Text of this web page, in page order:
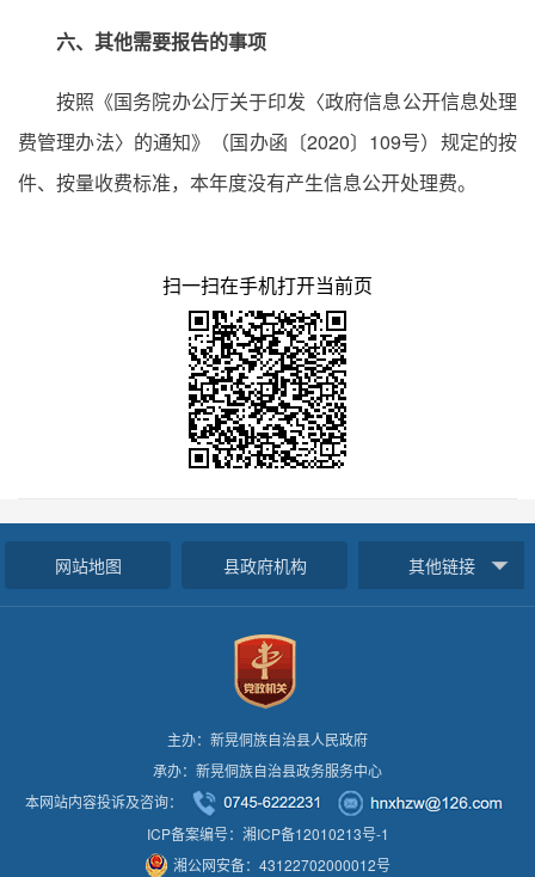
六、其他需要报告的事项
按照《国务院办公厅关于印发〈政府信息公开信息处理
费管理办法〉的通知》（国办函〔2020〕109号）规定的按
件、按量收费标准，本年度没有产生信息公开处理费。
扫一扫在手机打开当前页
网站地图 县政府机构 其他链接
主办：新晃侗族自治县人民政府
承办：新晃侗族自治县政务服务中心
本网站内容投诉及咨询：
ICP备案编号：湘ICP备12010213号-1
湘公网安备：43122702000012号